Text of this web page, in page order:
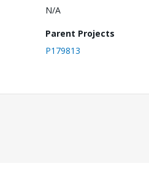
N/A
Parent Projects
P179813